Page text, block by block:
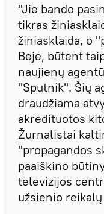
"Jie bando
tikras
žiniasklaida, o
Beje, būtent
naujienų
"Sputnik". Šių
draudžiama
akredituotos
Žurnalistai
"propagandos
paaiškino
televizijos
užsienio